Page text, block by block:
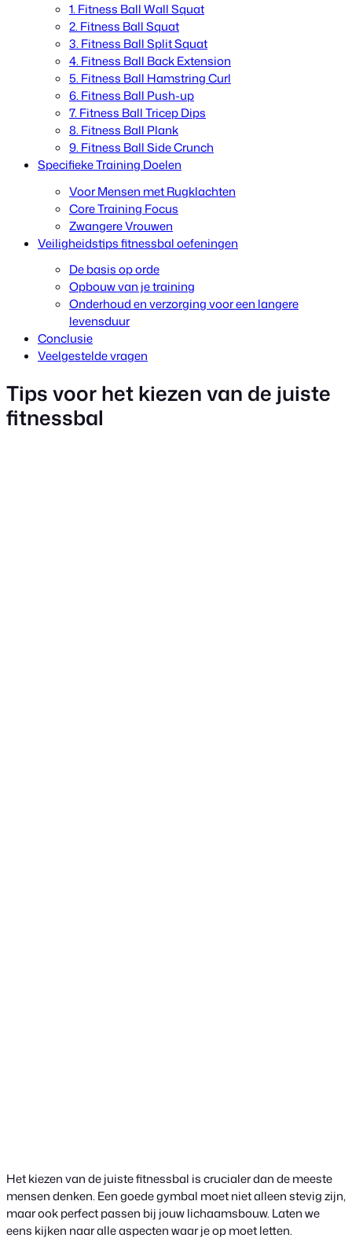
1. Fitness Ball Wall Squat
2. Fitness Ball Squat
3. Fitness Ball Split Squat
4. Fitness Ball Back Extension
5. Fitness Ball Hamstring Curl
6. Fitness Ball Push-up
7. Fitness Ball Tricep Dips
8. Fitness Ball Plank
9. Fitness Ball Side Crunch
Specifieke Training Doelen
Voor Mensen met Rugklachten
Core Training Focus
Zwangere Vrouwen
Veiligheidstips fitnessbal oefeningen
De basis op orde
Opbouw van je training
Onderhoud en verzorging voor een langere
levensduur
Conclusie
Veelgestelde vragen
Tips voor het kiezen van de juiste
fitnessbal
Het kiezen van de juiste fitnessbal is crucialer dan de meeste
mensen denken. Een goede gymbal moet niet alleen stevig zijn,
maar ook perfect passen bij jouw lichaamsbouw. Laten we
eens kijken naar alle aspecten waar je op moet letten.